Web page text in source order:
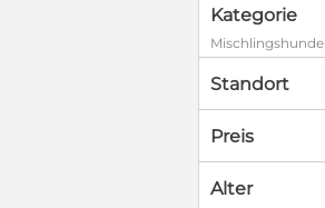
Kategorie
Mischlingshunde
Standort
Preis
Alter